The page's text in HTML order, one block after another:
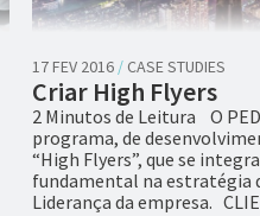
17 FEV 2016 / CASE STUDIES
Criar High Flyers
2 Minutos de Leitura O
programa, de
“High Flyers”, que se
fundamental na estratégia
Liderança da empresa.